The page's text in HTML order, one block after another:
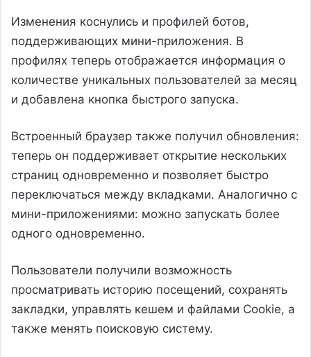
Изменения коснулись и профилей ботов,
поддерживающих мини-приложения. В
профилях теперь отображается информация о
количестве уникальных пользователей за месяц
и добавлена кнопка быстрого запуска.
Встроенный браузер также получил обновления:
теперь он поддерживает открытие нескольких
страниц одновременно и позволяет быстро
переключаться между вкладками. Аналогично с
мини-приложениями: можно запускать более
одного одновременно.
Пользователи получили возможность
просматривать историю посещений, сохранять
закладки, управлять кешем и файлами Cookie, а
также менять поисковую систему.